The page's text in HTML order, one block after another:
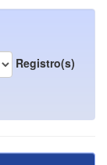
Registro(s)